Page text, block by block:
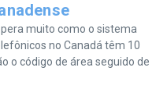
muito como o sistema
no Canadá têm 10
o código de área seguido de